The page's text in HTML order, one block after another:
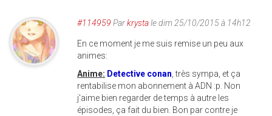
#114959 Parkrystale dim 25/10/2015 à 14h12
En ce moment je me suis remise un peu aux
animes:
Anime: Detective conan, très sympa, et ça
rentabilise mon abonnement à ADN :p. Non
j'aime bien regarder de temps à autre les
épisodes, ça fait du bien. Bon par contre je